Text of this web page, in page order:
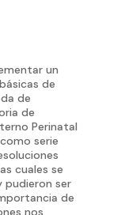
un
de
de
de
Perinatal
serie
cuales se
pudieron ser
de
nos